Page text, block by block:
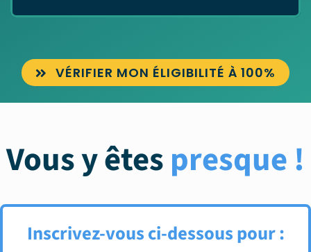
VÉRIFIER MON ÉLIGIBILITÉ À 100%
Vous y êtespresque !
Inscrivez-vous ci-dessous pour :